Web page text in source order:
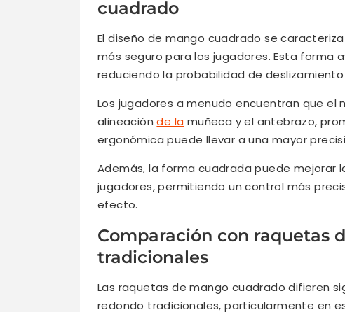
cuadrado
El diseño de mango cuadrado se
más seguro para los jugadores. Esta forma
reduciendo la probabilidad de
Los jugadores a menudo encuentran que
alineaciónde la muñeca y el antebrazo,
ergonómica puede llevar a una mayor
Además, la forma cuadrada puede
jugadores, permitiendo un control más
efecto.
Comparación con raquetas
tradicionales
Las raquetas de mango cuadrado difieren
redondo tradicionales, particularmente en